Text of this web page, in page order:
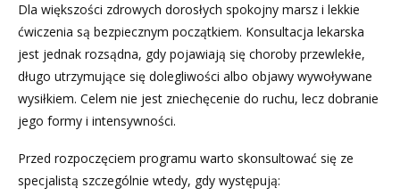
Dla większości zdrowych dorosłych spokojny marsz i lekkie
ćwiczenia są bezpiecznym początkiem. Konsultacja lekarska
jest jednak rozsądna, gdy pojawiają się choroby przewlekłe,
długo utrzymujące się dolegliwości albo objawy wywoływane
wysiłkiem. Celem nie jest zniechęcenie do ruchu, lecz dobranie
jego formy i intensywności.
Przed rozpoczęciem programu warto skonsultować się ze
specjalistą szczególnie wtedy, gdy występują: